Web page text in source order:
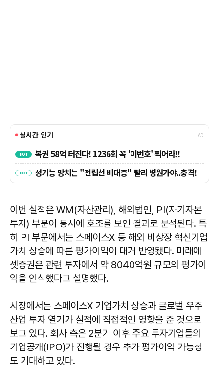
이번 실적은 WM(자산관리), 해외법인, PI(자기자본
투자) 부문이 동시에 호조를 보인 결과로 분석된다. 특
히 PI 부문에서는 스페이스X 등 해외 비상장 혁신기업
가치 상승에 따른 평가이익이 대거 반영됐다. 미래에
셋증권은 관련 투자에서 약 8040억원 규모의 평가이
익을 인식했다고 설명했다.
시장에서는 스페이스X 기업가치 상승과 글로벌 우주
산업 투자 열기가 실적에 직접적인 영향을 준 것으로
보고 있다. 회사 측은 2분기 이후 주요 투자기업들의
기업공개(IPO)가 진행될 경우 추가 평가이익 가능성
도 기대하고 있다.